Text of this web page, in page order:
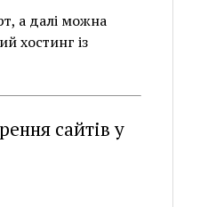
а далі можна
хостинг із
сайтів у